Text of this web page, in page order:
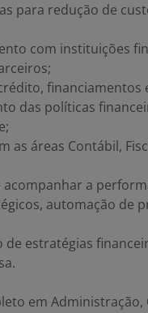
para redução de
com instituições
financiamentos
das políticas
as áreas Contábil,
acompanhar a
automação de
de estratégias
em Administração,